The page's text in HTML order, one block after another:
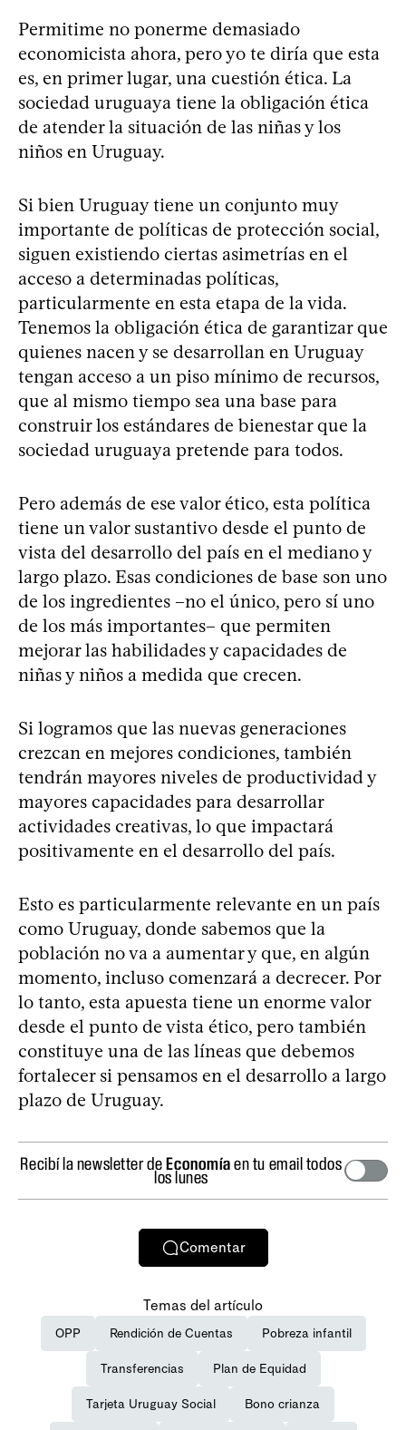
Permitime no ponerme demasiado
economicista ahora, pero yo te diría que esta
es, en primer lugar, una cuestión ética. La
sociedad uruguaya tiene la obligación ética
de atender la situación de las niñas y los
niños en Uruguay.
Si bien Uruguay tiene un conjunto muy
importante de políticas de protección social,
siguen existiendo ciertas asimetrías en el
acceso a determinadas políticas,
particularmente en esta etapa de la vida.
Tenemos la obligación ética de garantizar que
quienes nacen y se desarrollan en Uruguay
tengan acceso a un piso mínimo de recursos,
que al mismo tiempo sea una base para
construir los estándares de bienestar que la
sociedad uruguaya pretende para todos.
Pero además de ese valor ético, esta política
tiene un valor sustantivo desde el punto de
vista del desarrollo del país en el mediano y
largo plazo. Esas condiciones de base son uno
de los ingredientes –no el único, pero sí uno
de los más importantes– que permiten
mejorar las habilidades y capacidades de
niñas y niños a medida que crecen.
Si logramos que las nuevas generaciones
crezcan en mejores condiciones, también
tendrán mayores niveles de productividad y
mayores capacidades para desarrollar
actividades creativas, lo que impactará
positivamente en el desarrollo del país.
Esto es particularmente relevante en un país
como Uruguay, donde sabemos que la
población no va a aumentar y que, en algún
momento, incluso comenzará a decrecer. Por
lo tanto, esta apuesta tiene un enorme valor
desde el punto de vista ético, pero también
constituye una de las líneas que debemos
fortalecer si pensamos en el desarrollo a largo
plazo de Uruguay.
Recibí la newsletter deEconomíaen tu email todos
los lunes
Comentar
Temas del artículo
OPP Rendición de Cuentas Pobreza infantil
Transferencias Plan de Equidad
Tarjeta Uruguay Social Bono crianza